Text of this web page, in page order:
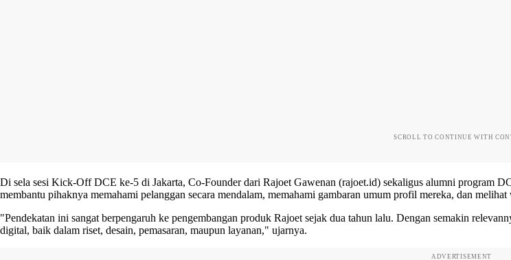
SCROLL TO CONTINUE WITH
Di sela sesi Kick-Off DCE ke-5 di Jakarta, Co-Founder dari Rajoet Gawenan (rajoet.id) sekaligus alumni program
membantu pihaknya memahami pelanggan secara mendalam, memahami gambaran umum profil mereka, dan melihat
"Pendekatan ini sangat berpengaruh ke pengembangan produk Rajoet sejak dua tahun lalu. Dengan semakin
digital, baik dalam riset, desain, pemasaran, maupun layanan," ujarnya.
ADVERTISEMENT